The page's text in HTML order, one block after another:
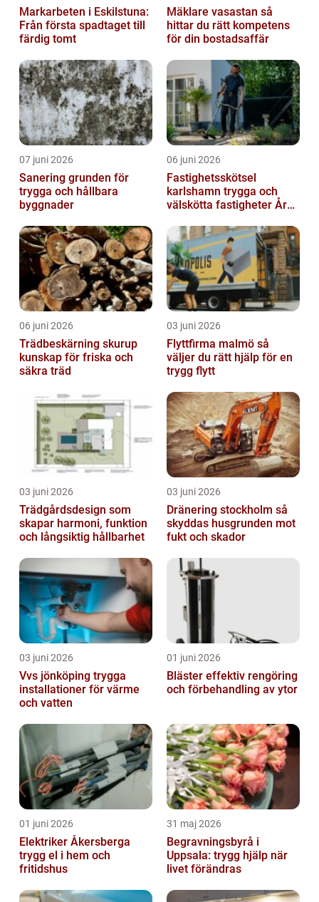
Markarbeten i Eskilstuna:
Från första spadtaget till
färdig tomt
Mäklare vasastan så
hittar du rätt kompetens
för din bostadsaffär
07 juni 2026
Sanering grunden för
trygga och hållbara
byggnader
06 juni 2026
Fastighetsskötsel
karlshamn trygga och
välskötta fastigheter Året
06 juni 2026
Trädbeskärning skurup
kunskap för friska och
säkra träd
03 juni 2026
Flyttfirma malmö så
väljer du rätt hjälp för en
trygg flytt
03 juni 2026
Trädgårdsdesign som
skapar harmoni, funktion
och långsiktig hållbarhet
03 juni 2026
Dränering stockholm så
skyddas husgrunden mot
fukt och skador
03 juni 2026
Vvs jönköping trygga
installationer för värme
och vatten
01 juni 2026
Bläster effektiv rengöring
och förbehandling av ytor
01 juni 2026
Elektriker Åkersberga
trygg el i hem och
fritidshus
31 maj 2026
Begravningsbyrå i
Uppsala: trygg hjälp när
livet förändras